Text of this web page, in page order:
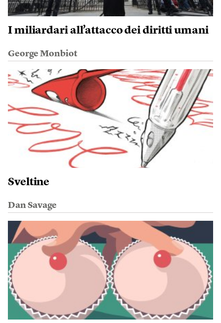
I miliardari all’attacco dei diritti umani
George Monbiot
Sveltine
Dan Savage